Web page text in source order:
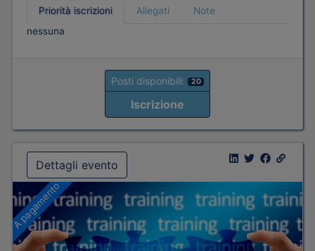
Priorità iscrizioni Allegati
Note
nessuna
Posti disponibili: 20
Iscrizione
Dettagli evento
A pagamento